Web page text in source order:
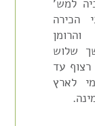
למש'
אבי הכירה
שלוש
עד
לארץ